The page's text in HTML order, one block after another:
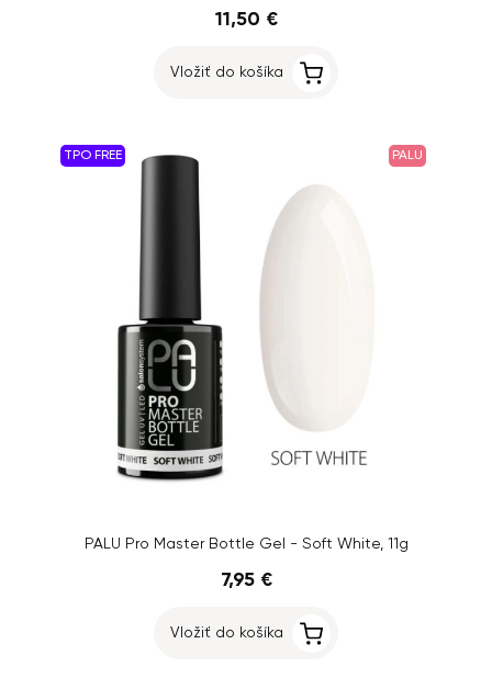
11,50 €
Vložiť do košíka
TPO FREE PALU
PALU Pro Master Bottle Gel - Soft White, 11g
7,95 €
Vložiť do košíka